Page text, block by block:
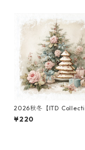
2026秋冬【ITD
ミニサイズ ライスペーパ
M3032 デコパージュ
¥220